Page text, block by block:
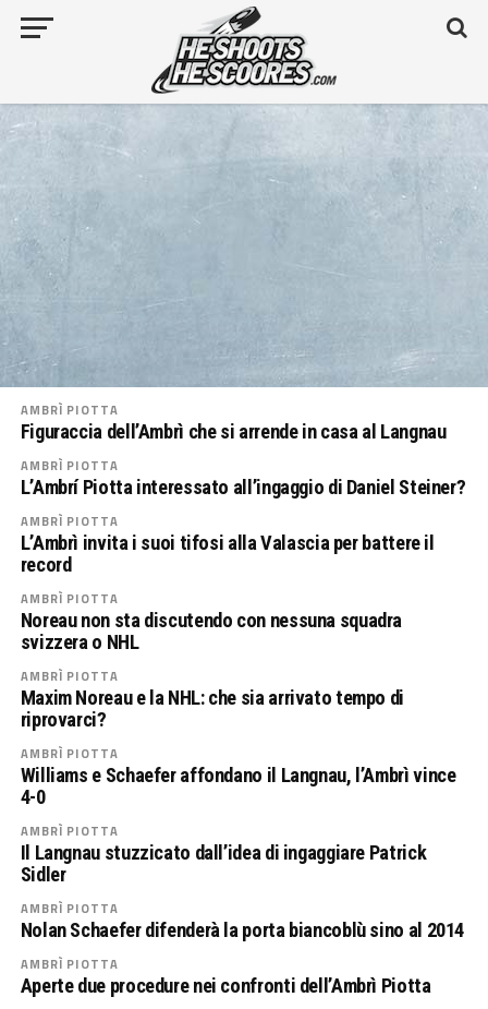
AMBRÌ PIOTTA
Figuraccia dell’Ambrì che si arrende in casa al Langnau
AMBRÌ PIOTTA
L’Ambrí Piotta interessato all’ingaggio di Daniel Steiner?
AMBRÌ PIOTTA
L’Ambrì invita i suoi tifosi alla Valascia per battere il
record
AMBRÌ PIOTTA
Noreau non sta discutendo con nessuna squadra
svizzera o NHL
AMBRÌ PIOTTA
Maxim Noreau e la NHL: che sia arrivato tempo di
riprovarci?
AMBRÌ PIOTTA
Williams e Schaefer affondano il Langnau, l’Ambrì vince
4-0
AMBRÌ PIOTTA
Il Langnau stuzzicato dall’idea di ingaggiare Patrick
Sidler
AMBRÌ PIOTTA
Nolan Schaefer difenderà la porta biancoblù sino al 2014
AMBRÌ PIOTTA
Aperte due procedure nei confronti dell’Ambrì Piotta